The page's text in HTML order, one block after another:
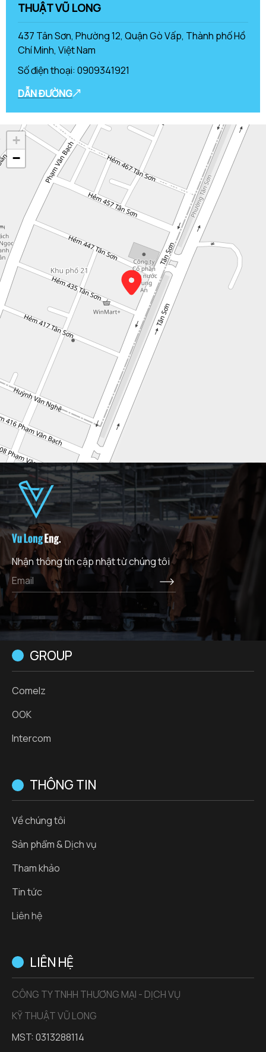
THUẬT VŨ LONG
437 Tân Sơn, Phường 12, Quận Gò Vấp, Thành phố Hồ
Chí Minh, Việt Nam
Số điện thoại: 0909341921
DẪN ĐƯỜNG
+
−
Nhận thông tin cập nhật từ chúng tôi
GROUP
Comelz
OOK
Intercom
THÔNG TIN
Về chúng tôi
Sản phẩm & Dịch vụ
Tham khảo
Tin tức
Liên hệ
LIÊN HỆ
CÔNG TY TNHH THƯƠNG MẠI - DỊCH VỤ
KỸ THUẬT VŨ LONG
MST: 0313288114